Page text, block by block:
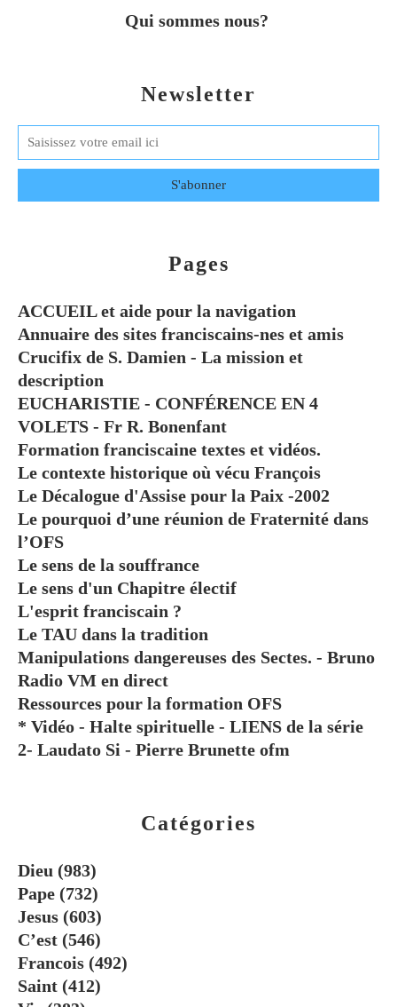
Newsletter
Catégories
Dieu (983)
Pape (732)
Jesus (603)
C’est (546)
Francois (492)
Saint (412)
Pages
ACCUEIL et aide pour la navigation
Annuaire des sites franciscains-nes et amis
Crucifix de S. Damien - La mission et
description
EUCHARISTIE - CONFÉRENCE EN 4
VOLETS - Fr R. Bonenfant
Formation franciscaine textes et vidéos.
Le contexte historique où vécu François
Le Décalogue d'Assise pour la Paix -2002
Le pourquoi d’une réunion de Fraternité dans
l’OFS
Le sens de la souffrance
Le sens d'un Chapitre électif
L'esprit franciscain ?
Le TAU dans la tradition
Manipulations dangereuses des Sectes. - Bruno
Radio VM en direct
Ressources pour la formation OFS
* Vidéo - Halte spirituelle - LIENS de la série
2- Laudato Si - Pierre Brunette ofm
Qui sommes nous?